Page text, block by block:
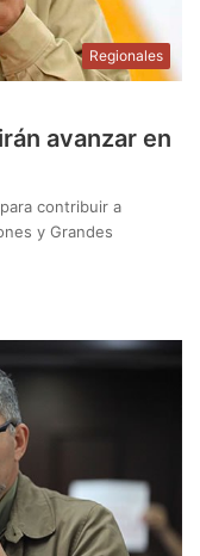
Regionales
avanzar en
contribuir a
y Grandes